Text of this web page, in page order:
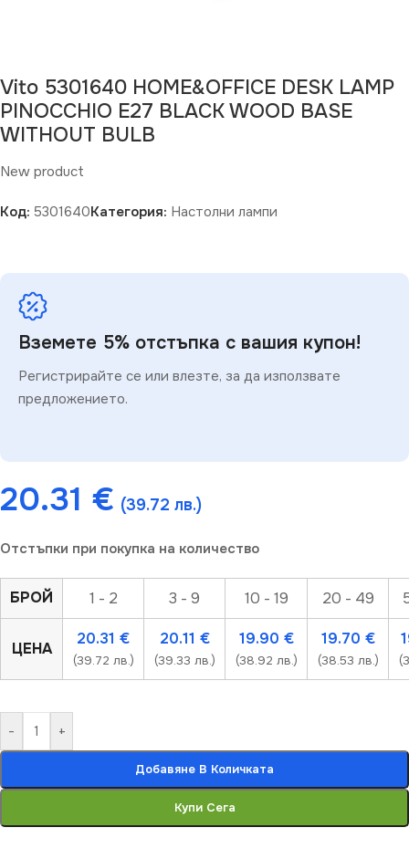
Vito 5301640 HOME&OFFICE DESK LAMP
PINOCCHIO E27 BLACK WOOD BASE
WITHOUT BULB
New product
Код: 5301640Категория: Настолни лампи
Вземете 5% отстъпка с вашия купон!
Регистрирайте се или влезте, за да използвате
предложението.
20.31 € (39.72 лв.)
Отстъпки при покупка на количество
БРОЙ 1 - 2 3 - 9 10 - 19 20 - 49
ЦЕНА
20.31 €
(39.72 лв.)
20.11 €
(39.33 лв.)
19.90 €
(38.92 лв.)
19.70 €
(38.53 лв.)
- +
Добавяне В Количката
Купи Сега